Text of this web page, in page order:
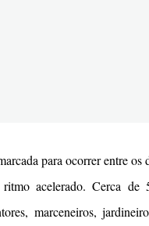
para ocorrer entre os
acelerado. Cerca de
marceneiros,